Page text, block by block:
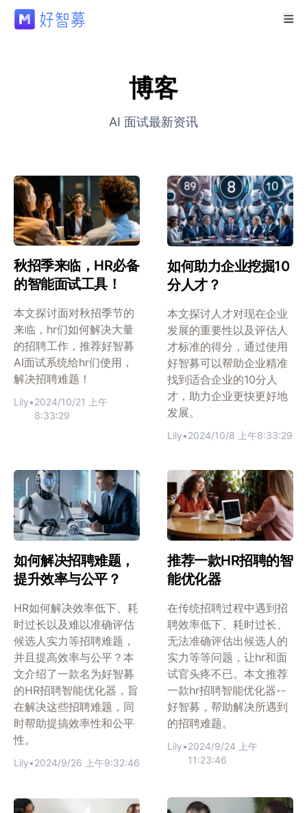
博客
AI 面试最新资讯
秋招季来临，HR必备
的智能面试工具！
本文探讨面对秋招季节的
来临，hr们如何解决大量
的招聘工作，推荐好智募
AI面试系统给hr们使用，
解决招聘难题！
Lily•2024/10/21 上午
8:33:29
如何助力企业挖掘10
分人才？
本文探讨人才对现在企业
发展的重要性以及评估人
才标准的得分，通过使用
好智募可以帮助企业精准
找到适合企业的10分人
才，助力企业更快更好地
发展。
Lily•2024/10/8 上午8:33:29
如何解决招聘难题，
提升效率与公平？
HR如何解决效率低下、耗
时过长以及难以准确评估
候选人实力等招聘难题，
并且提高效率与公平？本
文介绍了一款名为好智募
的HR招聘智能优化器，旨
在解决这些招聘难题，同
时帮助提搞效率性和公平
性。
Lily•2024/9/26 上午9:32:46
推荐一款HR招聘的智
能优化器
在传统招聘过程中遇到招
聘效率低下、耗时过长、
无法准确评估出候选人的
实力等等问题，让hr和面
试官头疼不已。本文推荐
一款hr招聘智能优化器--
好智募，帮助解决所遇到
的招聘难题。
Lily•2024/9/24 上午
11:23:46